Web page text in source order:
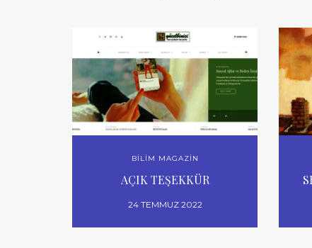
BİLİM MAGAZİN
AÇIK TEŞEKKÜR
24 TEMMUZ 2022